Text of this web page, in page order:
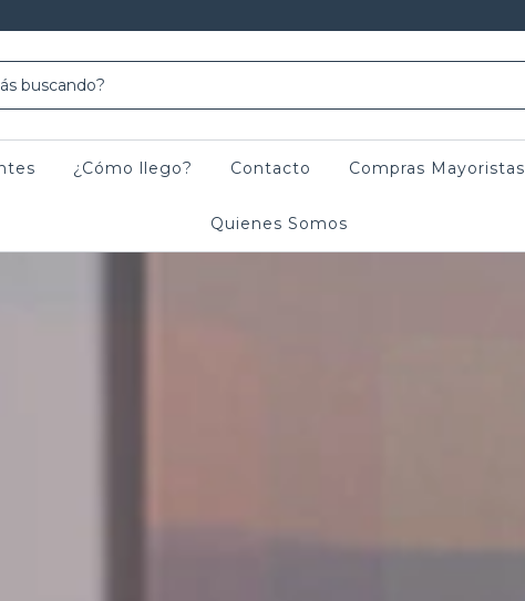
¿Cómo llego? Contacto Compras Mayoristas
Quienes Somos